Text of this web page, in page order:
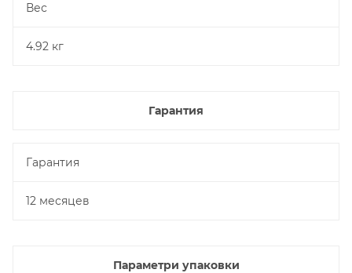
Вес
4.92 кг
Гарантия
Гарантия
12 месяцев
Параметри упаковки